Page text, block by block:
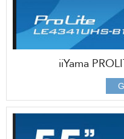
iiYama